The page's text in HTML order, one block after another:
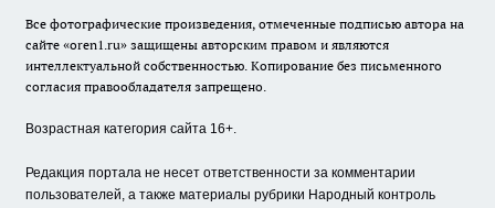
Все фотографические произведения, отмеченные подписью автора на
сайте «oren1.ru» защищены авторским правом и являются
интеллектуальной собственностью. Копирование без письменного
согласия правообладателя запрещено.
Возрастная категория сайта 16+.
Редакция портала не несет ответственности за комментарии
пользователей, а также материалы рубрики Народный контроль